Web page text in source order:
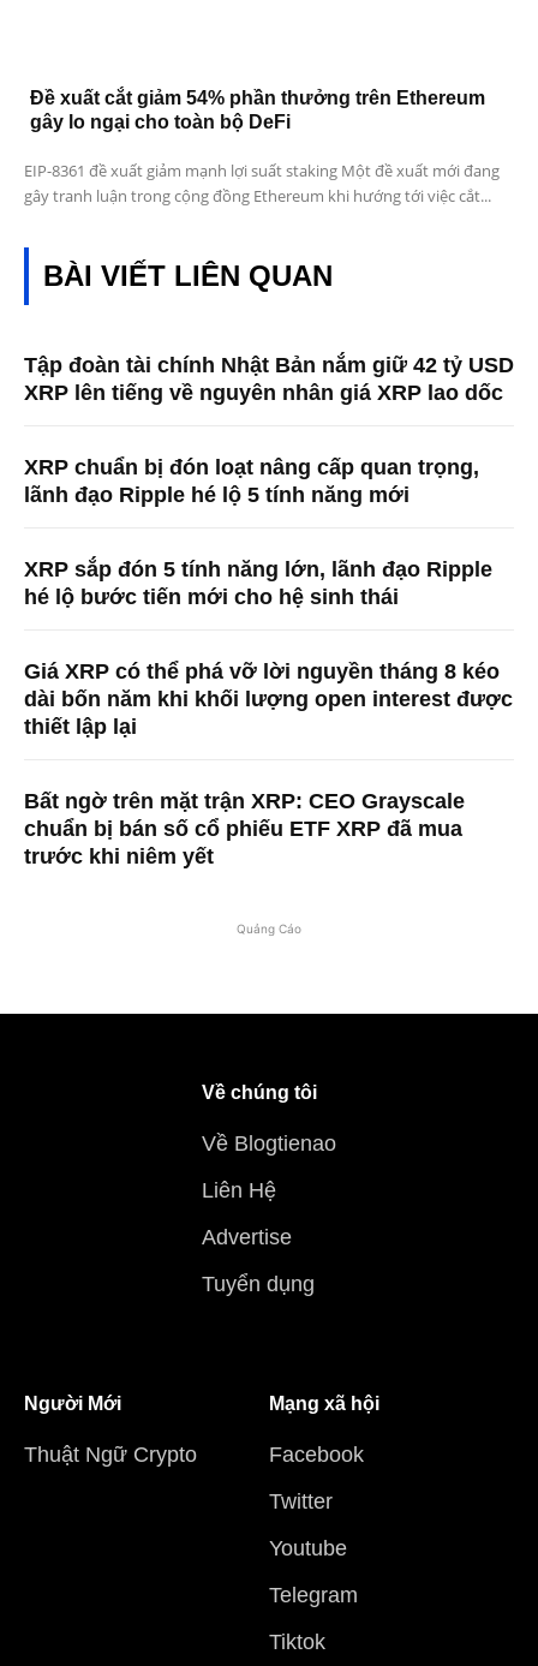
Đề xuất cắt giảm 54% phần thưởng trên Ethereum
gây lo ngại cho toàn bộ DeFi
EIP-8361 đề xuất giảm mạnh lợi suất staking Một đề xuất mới đang
gây tranh luận trong cộng đồng Ethereum khi hướng tới việc cắt...
BÀI VIẾT LIÊN QUAN
Tập đoàn tài chính Nhật Bản nắm giữ 42 tỷ USD
XRP lên tiếng về nguyên nhân giá XRP lao dốc
XRP chuẩn bị đón loạt nâng cấp quan trọng,
lãnh đạo Ripple hé lộ 5 tính năng mới
XRP sắp đón 5 tính năng lớn, lãnh đạo Ripple
hé lộ bước tiến mới cho hệ sinh thái
Giá XRP có thể phá vỡ lời nguyền tháng 8 kéo
dài bốn năm khi khối lượng open interest được
thiết lập lại
Bất ngờ trên mặt trận XRP: CEO Grayscale
chuẩn bị bán số cổ phiếu ETF XRP đã mua
trước khi niêm yết
Quảng Cáo
Về chúng tôi
Về Blogtienao
Liên Hệ
Advertise
Tuyển dụng
Người Mới
Thuật Ngữ Crypto
Mạng xã hội
Facebook
Twitter
Youtube
Telegram
Tiktok